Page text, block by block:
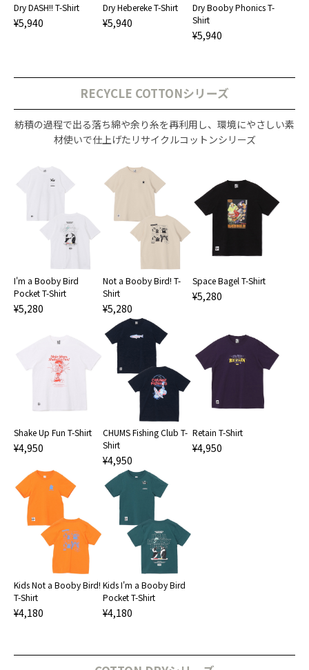
Dry DASH!! T-Shirt
¥5,940
Dry Hebereke T-Shirt
¥5,940
Dry Booby Phonics T-
Shirt
¥5,940
RECYCLE COTTONシリーズ
紡積の過程で出る落ち綿や余り糸を再利用し、環境にやさしい素
材使いで仕上げたリサイクルコットンシリーズ
I'm a Booby Bird
Pocket T-Shirt
¥5,280
Not a Booby Bird! T-
Shirt
¥5,280
Space Bagel T-Shirt
¥5,280
Shake Up Fun T-Shirt
¥4,950
CHUMS Fishing Club T-
Shirt
¥4,950
Retain T-Shirt
¥4,950
Kids Not a Booby Bird!
T-Shirt
¥4,180
Kids I'm a Booby Bird
Pocket T-Shirt
¥4,180